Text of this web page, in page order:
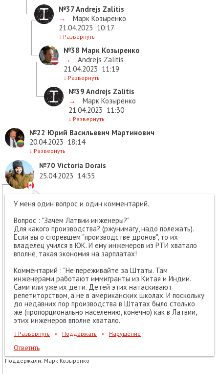
№37Andrejs Zalitis
→
Марк Козыренко
21.04.2023 10:17
↓ Развернуть
№38 Марк Козыренко
→
Andrejs Zalitis
21.04.2023 11:19
↓ Развернуть
№39 Andrejs Zalitis
→
Марк Козыренко
21.04.2023 11:30
↓ Развернуть
№22 Юрий Васильевич Мартинович
20.04.2023 18:14
↓ Развернуть
№70 Victoria Dorais
25.04.2023 14:35
У меня один вопрос и один комментарий.
Вопрос : "Зачем Латвии инженеры?"
Для какого производства? (ржунимагу, надо полежать).
Если вы о сгоревшем "производстве дронов", то их
владелец учился в ЮК. И ему инженеров из РТИ хватало
вполне, такая экономия на зарплатах!
Комментарий : "Не переживайте за Штаты. Там
инженерами работают иммигранты из Китая и Индии.
Сами или уже их дети. Детей этих натаскивают
репетиторством, а не в американских школах. И поскольку
до недавних пор производства в Штатах было столько
же (пропорционально населению, конечно) как в Латвии,
этих инженеров вполне хватало. "
↓ Развернуть • Поддержать • Нарушение
Ответить
Поддержали: Марк Козыренко